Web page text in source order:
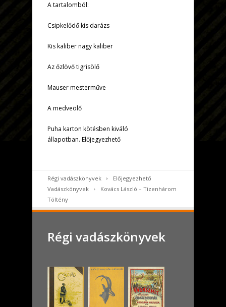
A tartalomból:
Csipkelődő kis darázs
Kis kaliber nagy kaliber
Az őzlövő tigrisölő
Mauser mesterműve
A medveölő
Puha karton kötésben kiváló
állapotban. Előjegyezhető
Régi vadászkönyvek
Előjegyezhető
Vadászkönyvek
Kovács László – Tizenhárom
Töltény
Régi vadászkönyvek